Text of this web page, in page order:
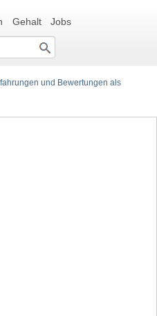
Gehalt Jobs
und Bewertungen als